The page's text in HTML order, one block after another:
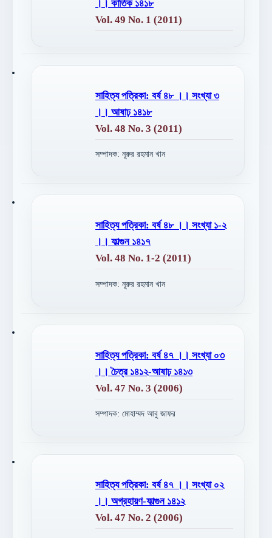
।। কার্তিক ১৪১৮
Vol. 49 No. 1 (2011)
সাহিত্য পত্রিকা: বর্ষ ৪৮ ।। সংখ্যা ৩
।। আষাঢ় ১৪১৮
Vol. 48 No. 3 (2011)
সম্পাদক: নূরুর রহমান খান
সাহিত্য পত্রিকা: বর্ষ ৪৮ ।। সংখ্যা ১-২
।। ফাল্গুন ১৪১৭
Vol. 48 No. 1-2 (2011)
সম্পাদক: নূরুর রহমান খান
সাহিত্য পত্রিকা: বর্ষ ৪৭ ।। সংখ্যা ০৩
।। চৈত্র ১৪১২-আষাঢ় ১৪১৩
Vol. 47 No. 3 (2006)
সম্পাদক: মোহাম্মদ আবু জাফর
সাহিত্য পত্রিকা: বর্ষ ৪৭ ।। সংখ্যা ০২
।। অগ্রহায়ণ-ফাল্গুন ১৪১২
Vol. 47 No. 2 (2006)